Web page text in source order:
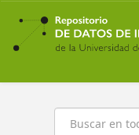
Ir
contenido
principal
Buscar